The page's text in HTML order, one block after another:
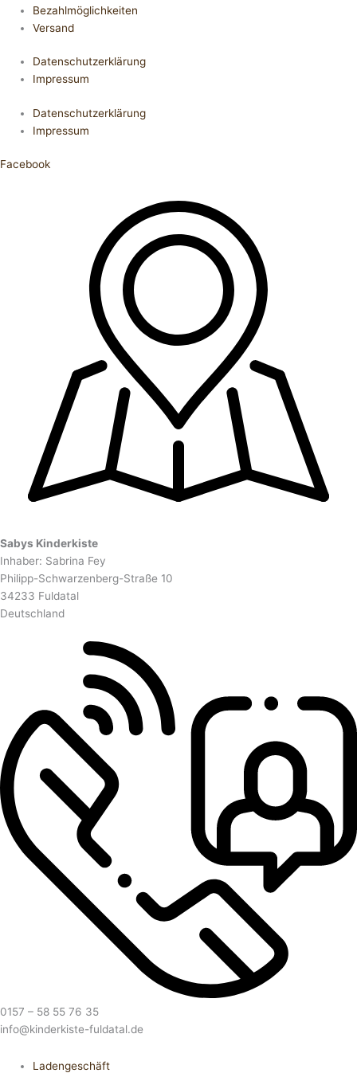
Bezahlmöglichkeiten
Versand
Datenschutzerklärung
Impressum
Datenschutzerklärung
Impressum
Facebook
Sabys Kinderkiste
Inhaber: Sabrina Fey
Philipp-Schwarzenberg-Straße 10
34233 Fuldatal
Deutschland
0157 – 58 55 76 35
info@kinderkiste-fuldatal.de
Ladengeschäft